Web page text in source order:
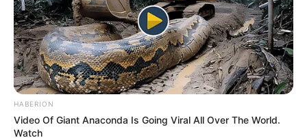
helyszíni thoracotomiáról, vagyis a mellkas
sürgősségi megnyitásáról volt szó. A beszámolók
szerint Dr. Dubóczki Zsolt steril műtői háttér és
modern gépek nélkül végezte el az életmentő
beavatkozást. A Telex és a HVG is arról írt, hogy az
ilyen körülmények között, ilyen eredménnyel
végrehajtott beavatkozás Magyarországon
HABERION
Video Of Giant Anaconda Is Going Viral All Over The World.
Watch